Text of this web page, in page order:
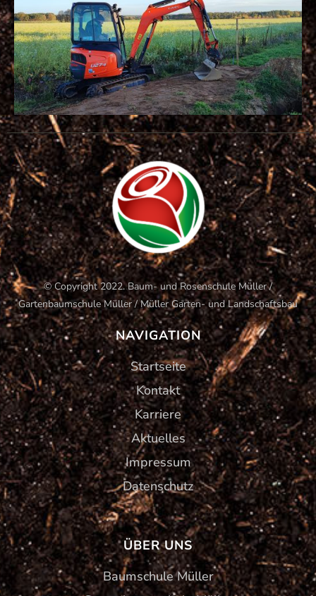
© Copyright 2022. Baum- und Rosenschule Müller /
Gartenbaumschule Müller / Müller Garten- und Landschaftsbau
NAVIGATION
Startseite
Kontakt
Karriere
Aktuelles
Impressum
Datenschutz
ÜBER UNS
Baumschule Müller